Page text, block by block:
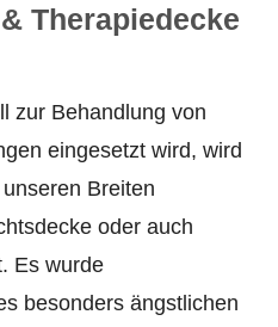
Therapiedecke
zur Behandlung von
eingesetzt wird, wird
Breiten
oder auch
Es wurde
besonders ängstlichen